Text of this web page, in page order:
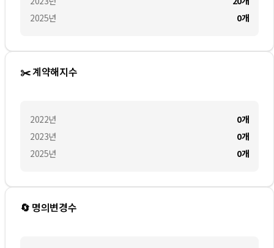
2025년
0개
✂️ 계약해지수
2022년
2023년
2025년
0개
0개
0개
🔄 명의변경수